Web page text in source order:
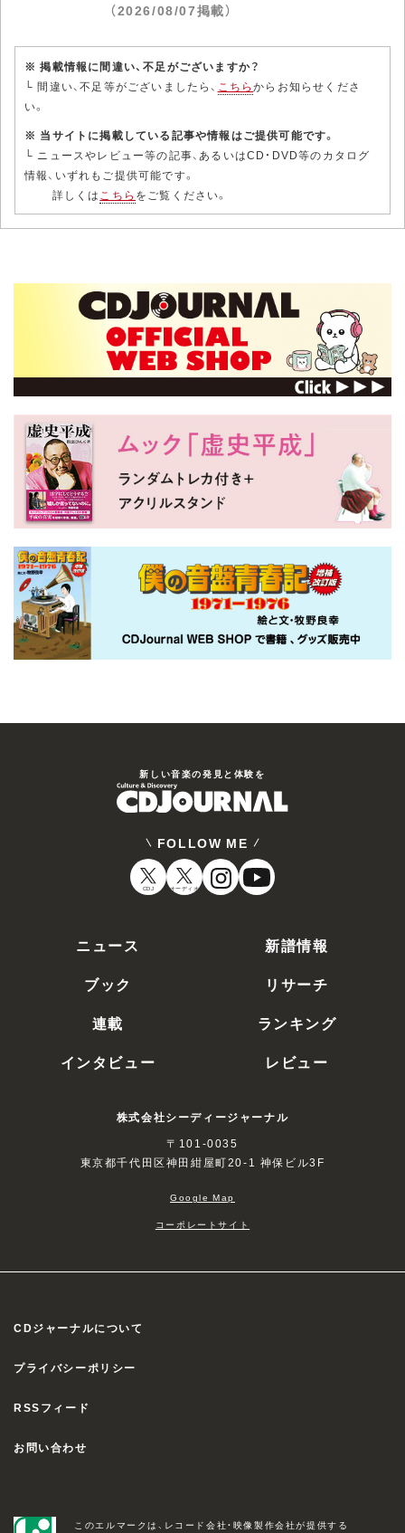
（2026/08/07掲載）
※ 掲載情報に間違い、不足がございますか？
└ 間違い、不足等がございましたら、 こちらからお知らせくださ
い。
※ 当サイトに掲載している記事や情報はご提供可能です。
└ ニュースやレビュー等の記事、あるいはCD・DVD等のカタログ
情報、いずれもご提供可能です。
詳しくはこちら をご覧ください。
新しい⾳楽の発⾒と体験を
FOLLOW ME
CDJ オーディオ
ニュース
新譜情報
ブック
リサーチ
連載
ランキング
インタビュー
レビュー
株式会社シーディージャーナル
〒101-0035
東京都千代田区神田紺屋町20-1 神保ビル3F
Google Map
コーポレートサイト
CDジャーナルについて
プライバシーポリシー
RSSフィード
お問い合わせ
このエルマークは、レコード会社・映像製作会社が提供する